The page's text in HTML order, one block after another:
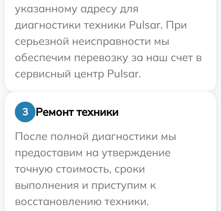
указанному адресу для
диагностики техники Pulsar. При
серьезной неисправности мы
обеспечим перевозку за наш счет в
сервисный центр Pulsar.
3
Ремонт техники
После полной диагностики мы
предоставим на утверждение
точную стоимость, сроки
выполнения и приступим к
восстановлению техники.